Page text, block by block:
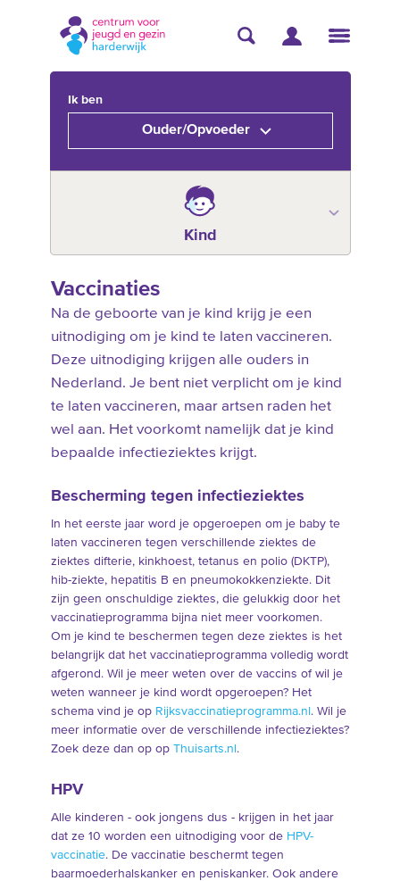
Ik ben
Ouder/Opvoeder
Kind
Vaccinaties
Na de geboorte van je kind krijg je een
uitnodiging om je kind te laten vaccineren.
Deze uitnodiging krijgen alle ouders in
Nederland. Je bent niet verplicht om je kind
te laten vaccineren, maar artsen raden het
wel aan. Het voorkomt namelijk dat je kind
bepaalde infectieziektes krijgt.
Bescherming tegen infectieziektes
In het eerste jaar word je opgeroepen om je baby te
laten vaccineren tegen verschillende ziektes de
ziektes difterie, kinkhoest, tetanus en polio (DKTP),
hib-ziekte, hepatitis B en pneumokokkenziekte. Dit
zijn geen onschuldige ziektes, die gelukkig door het
vaccinatieprogramma bijna niet meer voorkomen.
Om je kind te beschermen tegen deze ziektes is het
belangrijk dat het vaccinatieprogramma volledig wordt
afgerond. Wil je meer weten over de vaccins of wil je
weten wanneer je kind wordt opgeroepen? Het
schema vind je op Rijksvaccinatieprogramma.nl . Wil je
meer informatie over de verschillende infectieziektes?
Zoek deze dan op op Thuisarts.nl .
HPV
Alle kinderen - ook jongens dus - krijgen in het jaar
dat ze 10 worden een uitnodiging voor de HPV-
vaccinatie. De vaccinatie beschermt tegen
baarmoederhalskanker en peniskanker. Ook andere